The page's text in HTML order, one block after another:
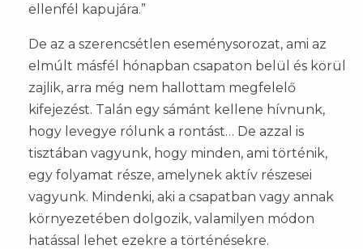
ellenfél kapujára.”
De az a szerencsétlen eseménysorozat, ami az
elmúlt másfél hónapban csapaton belül és körül
zajlik, arra még nem hallottam megfelelő
kifejezést. Talán egy sámánt kellene hívnunk,
hogy levegye rólunk a rontást… De azzal is
tisztában vagyunk, hogy minden, ami történik,
egy folyamat része, amelynek aktív részesei
vagyunk. Mindenki, aki a csapatban vagy annak
környezetében dolgozik, valamilyen módon
hatással lehet ezekre a történésekre.